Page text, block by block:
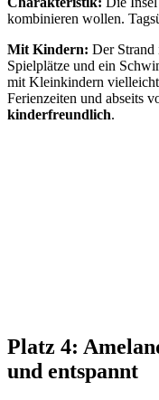
kombinieren wollen.
Mit Kindern: Der Strand
Spielplätze und ein
mit Kleinkindern
Ferienzeiten und abseits
kinderfreundlich.
Platz 4:
und entspannt